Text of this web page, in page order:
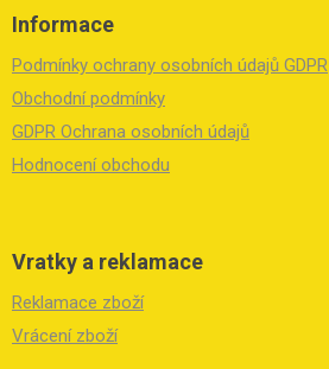
Informace
Podmínky ochrany osobních údajů GDPR
Obchodní podmínky
GDPR Ochrana osobních údajů
Hodnocení obchodu
Vratky a reklamace
Reklamace zboží
Vrácení zboží